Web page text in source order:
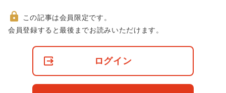
非
この記事は会員限定です。
会員登録すると最後までお読みいただけます。
ログイン